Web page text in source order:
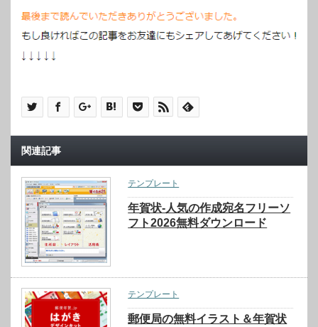
関連記事
テンプレート
年賀状-人気の作成宛名フリーソ
フト2026無料ダウンロード
テンプレート
郵便局の無料イラスト＆年賀状